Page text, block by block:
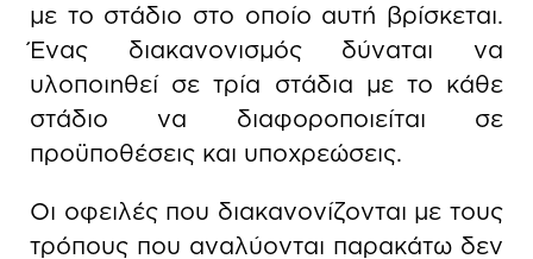
με το στάδιο στο οποίο αυτή βρίσκεται.
Ένας διακανονισμός δύναται να
υλοποιηθεί σε τρία στάδια με το κάθε
στάδιο να διαφοροποιείται σε
προϋποθέσεις και υποχρεώσεις.
Οι οφειλές που διακανονίζονται με τους
τρόπους που αναλύονται παρακάτω δεν